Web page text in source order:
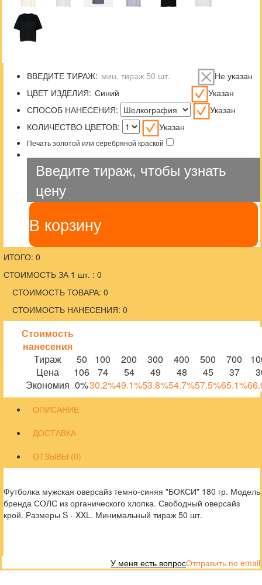
ВВЕДИТЕ ТИРАЖ:
Не указан
ЦВЕТ ИЗДЕЛИЯ:
Указан
СПОСОБ НАНЕСЕНИЯ:
Указан
КОЛИЧЕСТВО ЦВЕТОВ:
Указан
Печать золотой или серебряной краской
Введите тираж, чтобы узнать
цену
В корзину
ИТОГО: 0
СТОИМОСТЬ ЗА 1 шт. : 0
СТОИМОСТЬ ТОВАРА: 0
СТОИМОСТЬ НАНЕСЕНИЯ: 0
Стоимость
нанесения
Тираж
50 100 200 300 400 500 700
Цена
106 74 54 49 48 45 37
Экономия 0%30.2%49.1%53.8%54.7%57.5%65.1%
ОПИСАНИЕ
ДОСТАВКА
ОТЗЫВЫ (0)
Футболка мужская оверсайз темно-синяя "БОКСИ" 180 гр. Модель
бренда СОЛС из органического хлопка. Свободный оверсайз
крой. Размеры S - XXL. Минимальный тираж 50 шт.
Отправить по email
У меня есть вопрос